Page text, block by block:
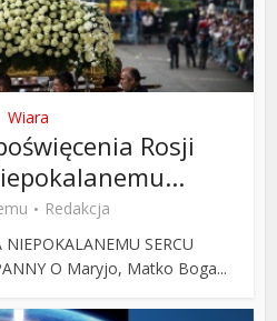
Wiara
Rosji
Redakcja
SERCU
O Maryjo, Matko Boga...